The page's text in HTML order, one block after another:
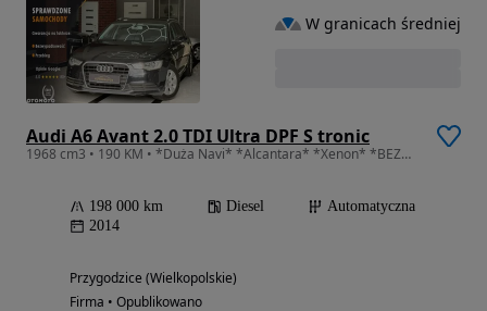
Audi A6 Avant 2.0 TDI Ultra DPF S tronic
1968 cm3 • 190 KM • *Duża Navi* *Alcantara* *Xenon* *BEZWYPADKOWY*
198 000 km Diesel
Automatyczna
2014
Przygodzice (Wielkopolskie)
Firma • Opublikowano
W granicach średniej